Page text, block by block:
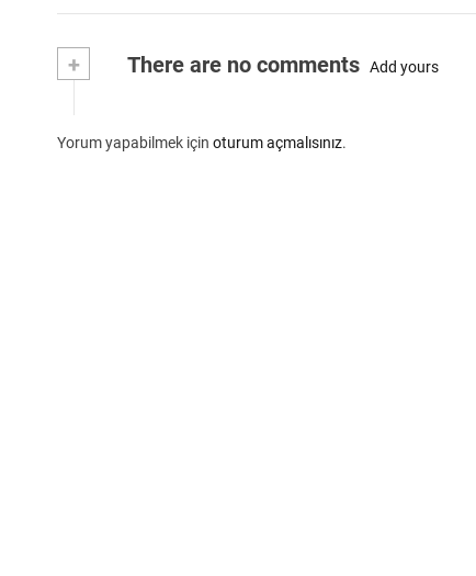
+ There are no comments Add yours
Yorum yapabilmek için oturum açmalısınız.